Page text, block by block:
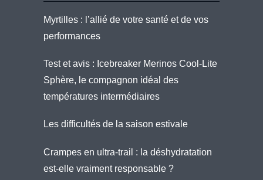
Myrtilles : l’allié de votre santé et de vos
performances
Test et avis : Icebreaker Merinos Cool-Lite
Sphère, le compagnon idéal des
températures intermédiaires
Les difficultés de la saison estivale
Crampes en ultra-trail : la déshydratation
est-elle vraiment responsable ?